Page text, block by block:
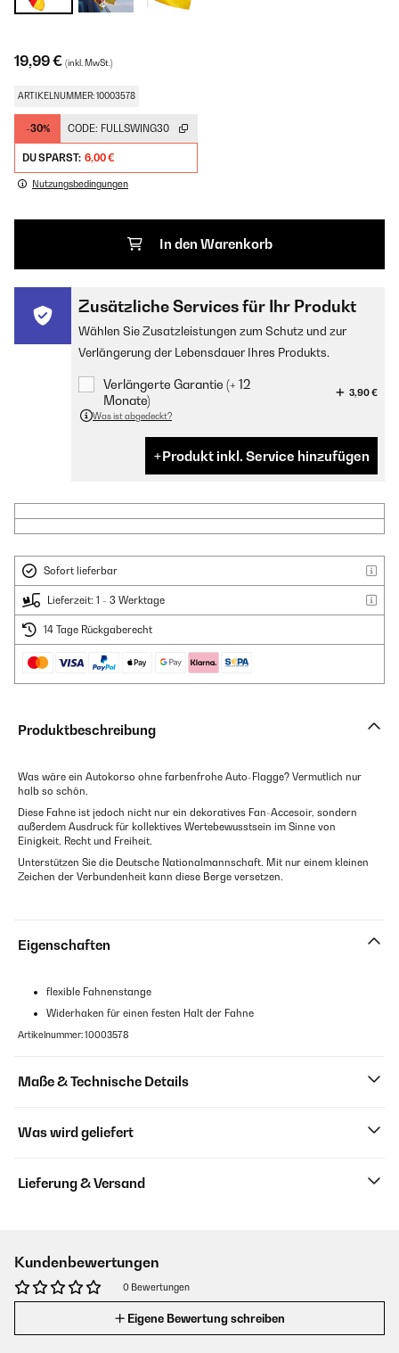
19,99 € (inkl. MwSt.)
ARTIKELNUMMER: 10003578
-30% CODE: FULLSWING30
DU SPARST: 6,00 €
Nutzungsbedingungen
In den Warenkorb
Zusätzliche Services für Ihr Produkt
Wählen Sie Zusatzleistungen zum Schutz und zur
Verlängerung der Lebensdauer Ihres Produkts.
Verlängerte Garantie (+ 12
Monate)
3,90 €
Was ist abgedeckt?
Produkt inkl. Service hinzufügen
Sofort lieferbar
Lieferzeit: 1 - 3 Werktage
14 Tage Rückgaberecht
Produktbeschreibung
Was wäre ein Autokorso ohne farbenfrohe Auto-Flagge? Vermutlich nur
halb so schön.
Diese Fahne ist jedoch nicht nur ein dekoratives Fan-Accesoir, sondern
außerdem Ausdruck für kollektives Wertebewusstsein im Sinne von
Einigkeit, Recht und Freiheit.
Unterstützen Sie die Deutsche Nationalmannschaft. Mit nur einem kleinen
Zeichen der Verbundenheit kann diese Berge versetzen.
Eigenschaften
flexible Fahnenstange
Widerhaken für einen festen Halt der Fahne
Artikelnummer: 10003578
Maße & Technische Details
Was wird geliefert
Lieferung & Versand
Kundenbewertungen
0 Bewertungen
Eigene Bewertung schreiben